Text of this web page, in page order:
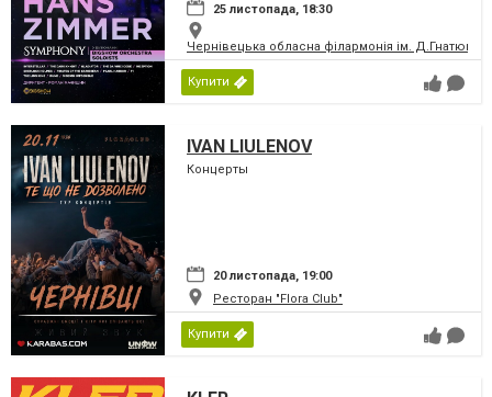
25 листопада, 18:30
Чернівецька обласна філармонія ім. Д.Гнатюка
Купити
IVAN LIULENOV
Концерты
20 листопада, 19:00
Ресторан "Flora Club"
Купити